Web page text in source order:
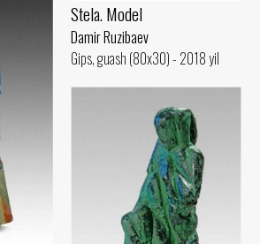
Stela. Model
Damir Ruzibaev
Gips, guash (80x30) - 2018 yil